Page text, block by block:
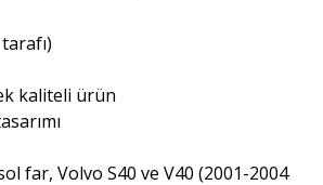
kaliteli ürün
far, Volvo S40 ve V40 (2001-2004